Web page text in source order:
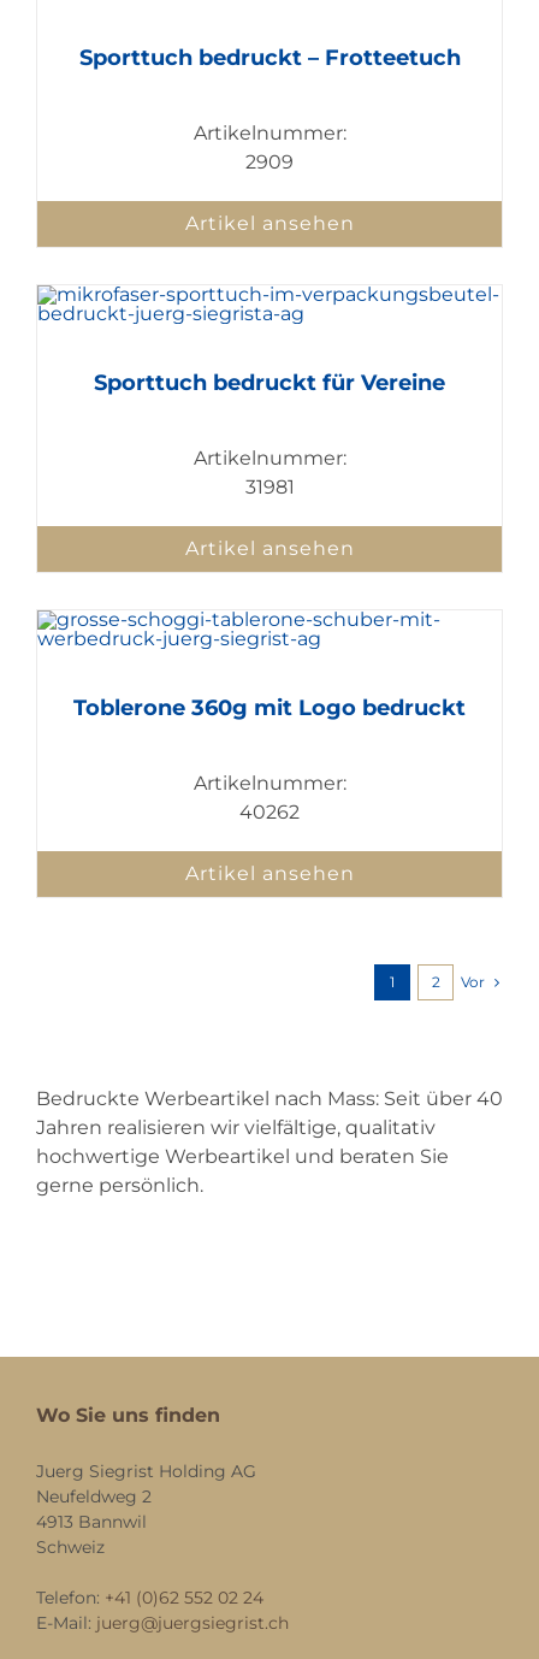
Sporttuch bedruckt – Frotteetuch
Artikelnummer:
2909
Artikel ansehen
Sporttuch bedruckt für Vereine
Artikelnummer:
31981
Artikel ansehen
Toblerone 360g mit Logo bedruckt
Artikelnummer:
40262
Artikel ansehen
1 2 Vor
Bedruckte Werbeartikel nach Mass: Seit über 40
Jahren realisieren wir vielfältige, qualitativ
hochwertige Werbeartikel und beraten Sie
gerne persönlich.
Wo Sie uns finden
Juerg Siegrist Holding AG
Neufeldweg 2
4913 Bannwil
Schweiz
Telefon: +41 (0)62 552 02 24
E-Mail: juerg@juergsiegrist.ch